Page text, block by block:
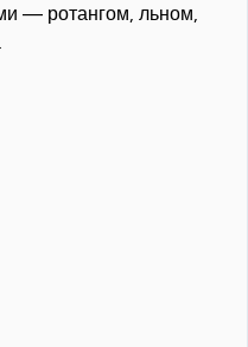
— ротангом, льном,